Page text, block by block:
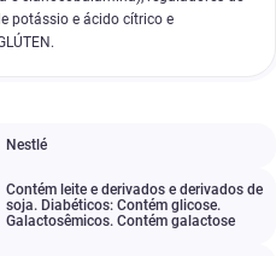
potássio e ácido cítrico e
Nestlé
Contém leite e derivados e derivados de
soja. Diabéticos: Contém glicose.
Galactosêmicos. Contém galactose